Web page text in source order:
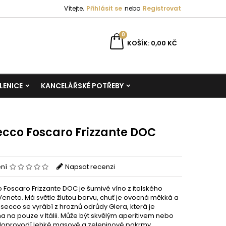
Vítejte, Přihlásit se nebo Registrovat
KOŠÍK
0
0,00 KČ
KANCELÁŘSKÉ POTŘEBY
Foscaro Frizzante DOC
Napsat recenzi
Foscaro Frizzante DOC je šumivé víno z italského
Má světle žlutou barvu, chuť je ovocná měkká a
se vyrábí z hroznů odrůdy Glera, která je
na pouze v Itálii. Může být skvělým aperitivem nebo